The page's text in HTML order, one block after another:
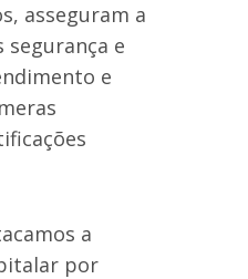
asseguram a
segurança e
e
a
por